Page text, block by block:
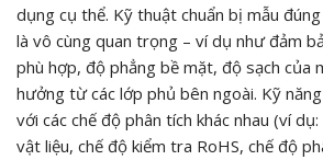
dụng cụ thể. Kỹ thuật chuẩn bị mẫu
là vô cùng quan trọng – ví dụ như đảm
phù hợp, độ phẳng bề mặt, độ sạch của
hưởng từ các lớp phủ bên ngoài. Kỹ
với các chế độ phân tích khác nhau (ví
vật liệu, chế độ kiểm tra RoHS, chế độ